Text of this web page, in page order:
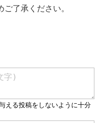
了承ください。